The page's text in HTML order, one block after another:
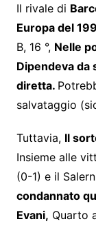
Il rivale di
Europa del
B, 16 °, Nelle
Dipendeva da
diretta.
salvataggio
Tuttavia, Il
Insieme alle
(0-1) e il
condannato
Evani, Quarto